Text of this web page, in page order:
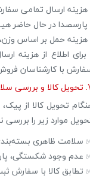
هزینه ارسال تمامی
پارسصدا در حال حاضر
هزینه حمل بر اساس
برای اطلاع از هزینه
با کارشناسان
فیزیکی
تحویل کالا از
موارد زیر را بررسی
سلامت ظاهری
عدم وجود شکستگی،
تطابق کالا با سفارش